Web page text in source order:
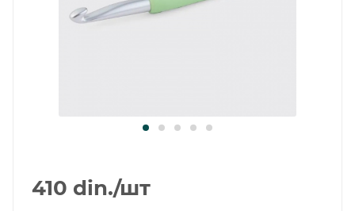
410 din./шт